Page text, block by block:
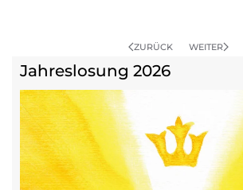
ZURÜCK WEITER
Jahreslosung 2026